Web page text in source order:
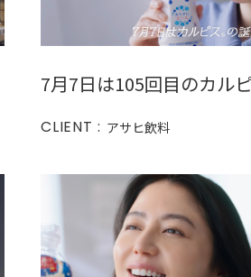
7月7日は105回目のカル
CLIENT : アサヒ飲料